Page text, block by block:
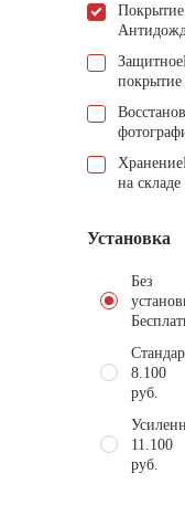
Покрытие
Защитное
покрытие
Хранение
на складе
Установка
Без
8.100
руб.
11.100
руб.